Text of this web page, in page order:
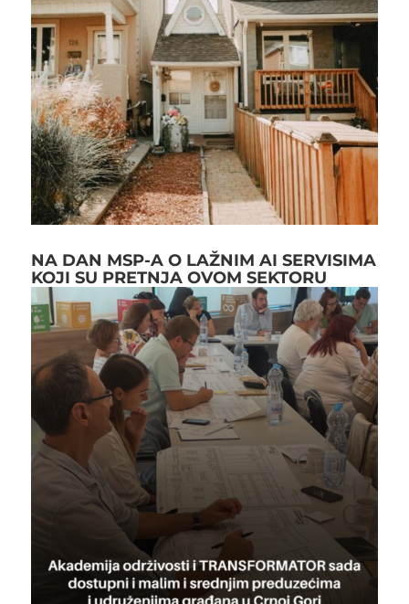
NA DAN MSP-A O LAŽNIM AI SERVISIMA
KOJI SU PRETNJA OVOM SEKTORU